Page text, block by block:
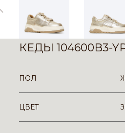
КЕДЫ 104600B3-
ПОЛ
ЦВЕТ